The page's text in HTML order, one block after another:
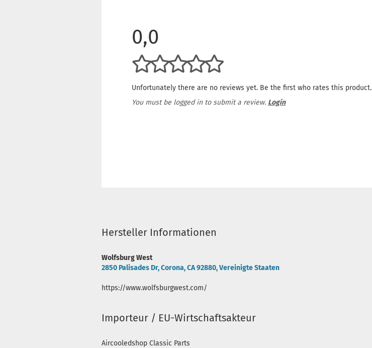
0,0
Unfortunately there are no reviews yet. Be the first who rates this product.
You must be logged in to submit a review. Login
Hersteller Informationen
Wolfsburg West
2850 Palisades Dr, Corona, CA 92880, Vereinigte Staaten
https://www.wolfsburgwest.com/
Importeur / EU-Wirtschaftsakteur
Aircooledshop Classic Parts